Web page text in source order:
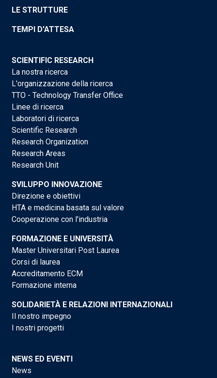
LE STRUTTURE
TEMPI D'ATTESA
SCIENTIFIC RESEARCH
La nostra ricerca
L'organizzazione della ricerca
TTO - Technology Transfer Office
Linee di ricerca
Laboratori di ricerca
Scientific Research
Research Organization
Research Areas
Research Unit
SVILUPPO INNOVAZIONE
Direzione e obiettivi
HTA e medicina basata sul valore
Cooperazione con l'industria
FORMAZIONE E UNIVERSITÀ
Master Universitari Post Laurea
Corsi di laurea
Accreditamento ECM
Formazione interna
SOLIDARIETÀ E RELAZIONI INTERNAZIONALI
Il nostro impegno
I nostri progetti
NEWS ED EVENTI
News